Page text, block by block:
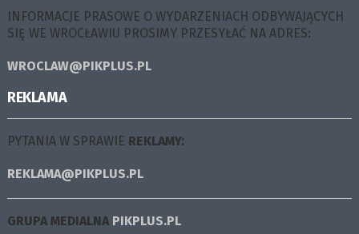
INFORMACJE PRASOWE O WYDARZENIACH ODBYWAJĄCYCH
SIĘ WE WROCŁAWIU PROSIMY PRZESYŁAĆ NA ADRES:
WROCLAW@PIKPLUS.PL
REKLAMA
PYTANIA W SPRAWIE REKLAMY:
REKLAMA@PIKPLUS.PL
GRUPA MEDIALNA PIKPLUS.PL